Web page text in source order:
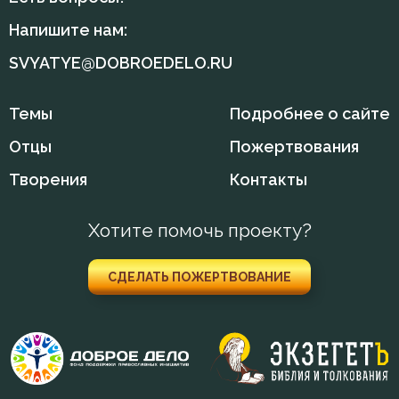
Милостыня
Молитва
Обида
Осуждение
Печаль по Богу
Пост
Марк Подвижник
Нил Синайский
Симеон Новый Богослов
Тихон Задонский
Феодорит Кирский
Феофан Затворник
Напишите нам:
SVYATYE@DOBROEDELO.RU
Темы
Отцы
Творения
Подробнее о сайте
Пожертвования
Контакты
Хотите помочь проекту?
СДЕЛАТЬ ПОЖЕРТВОВАНИЕ